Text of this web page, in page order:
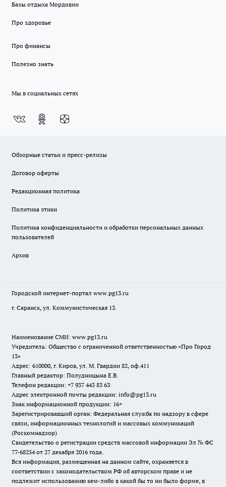
Базы отдыха Мордовии
Про здоровье
Про финансы
Полезно знать
Мы в социальных сетях
Обзорные статьи и пресс-релизы
Договор оферты
Редакционная политика
Политика этики
Политика конфиденциальности и обработки персональных данных
пользователей
Архив
Городской интернет-портал www.pg13.ru
г. Саранск, ул. Коммунистическая 13.
Наименование СМИ: www.pg13.ru
Учредитель: Общество с ограниченной ответственностью «Про Город
13»
Адрес: 610000, г. Киров, ул. М. Гвардии 82, оф.411
Главный редактор: Полудницына Е.В.
Телефон редакции: +7 937 443 83 63
Адрес электронной почты редакции: info@pg13.ru
Знак информационной продукции: 16+
Зарегистрировавший орган: Федеральная служба по надзору в сфере
связи, информационных технологий и массовых коммуникаций
(Роскомнадзор)
Свидетельство о регистрации средств массовой информации Эл № ФС
77-68254 от 27 декабря 2016 года.
Вся информация, размещенная на данном сайте, охраняется в
соответствии с законодательством РФ об авторском праве и не
подлежит использованию кем-либо в какой бы то ни было форме, в